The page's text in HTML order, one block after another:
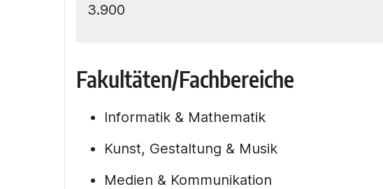
3.900
Fakultäten/Fachbereiche
Informatik & Mathematik
Kunst, Gestaltung & Musik
Medien & Kommunikation